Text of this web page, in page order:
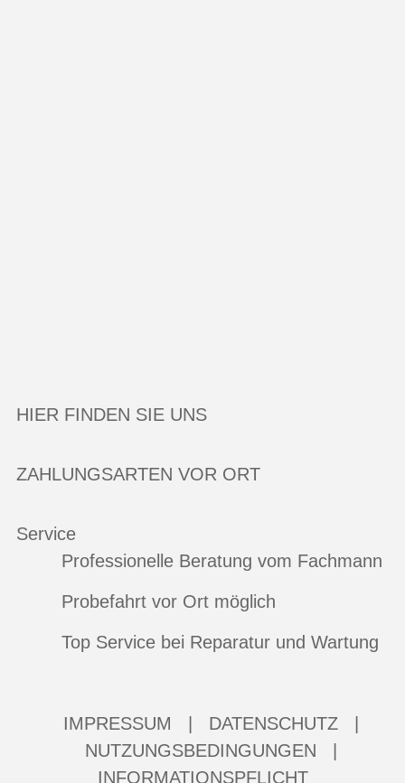
HIER FINDEN SIE UNS
ZAHLUNGSARTEN VOR ORT
Service
Professionelle Beratung vom Fachmann
Probefahrt vor Ort möglich
Top Service bei Reparatur und Wartung
IMPRESSUM DATENSCHUTZ
NUTZUNGSBEDINGUNGEN
INFORMATIONSPFLICHT